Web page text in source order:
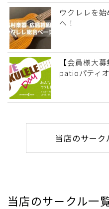
ウクレレを
へ！
【会員様大
patioパティ
当店のサー
当店のサークル一